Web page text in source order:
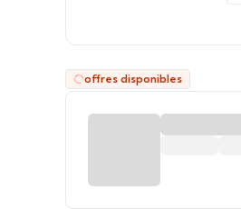
offres disponibles